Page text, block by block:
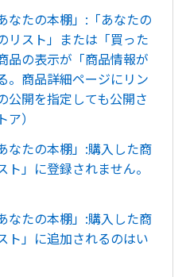
なたの本棚」:「あなたの
リスト」または「買った
品の表示が「商品情報が
。商品詳細ページにリン
公開を指定しても公開さ
）
なたの本棚」:購入した商
」に登録されません。
なたの本棚」:購入した商
ト」に追加されるのはい